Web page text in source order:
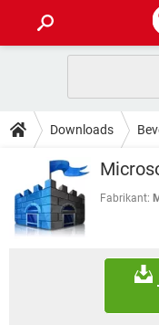
INSTAGRAM
NETFLIX
GRATIS
TIKTOK
HOW-TO
VIDEOBELLEN
INSTAGRAM
NETFLIX
DOWNLOADS
VIDEOBELLEN
INSTAGRAM
FORUM
Downloads
Fabrikant: